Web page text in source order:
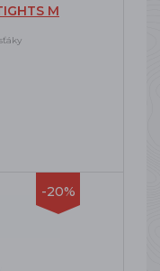
M
-20%